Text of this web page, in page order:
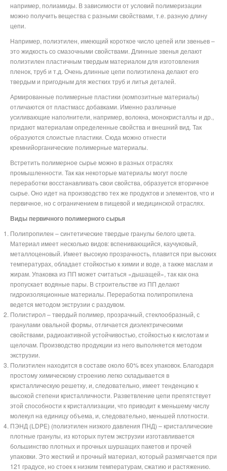
например, полиамиды. В зависимости от условий полимеризации
можно получить вещества с разными свойствами, т.е. разную длину
цепи.
Например, полиэтилен, имеющий короткое число цепей или звеньев –
это жидкость со смазочными свойствами. Длинные звенья делают
полиэтилен пластичным твердым материалом для изготовления
пленок, труб и т.д. Очень длинные цепи полиэтилена делают его
твердым и пригодным для жестких труб и литья деталей.
Армированные полимерные пластики (композитные материалы)
отличаются от пластмасс добавками. Именно различные
усиливающие наполнители, например, волокна, монокристаллы и др.,
придают материалам определенные свойства и внешний вид. Так
образуются слоистые пластики. Сюда можно отнести
кремнийорганические полимерные материалы.
Встретить полимерное сырье можно в разных отраслях
промышленности. Так как некоторые материалы могут после
переработки восстанавливать свои свойства, образуется вторичное
сырье. Оно идет на производство тех же продуктов и элементов, что и
первичное, но с ограничением в пищевой и медицинской отраслях.
Виды первичного полимерного сырья
Полипропилен – синтетические твердые гранулы белого цвета.
Материал имеет несколько видов: вспенивающийся, каучуковый,
металлоценовый. Имеет высокую прозрачность, плавится при высоких
температурах, обладает стойкостью к химии и воде, а также маслам и
жирам. Упаковка из ПП может считаться «дышащей», так как она
пропускает водяные пары. В строительстве из ПП делают
гидроизоляционные материалы. Переработка полипропилена
ведется методом экструзии с раздувом.
Полистирол – твердый полимер, прозрачный, стеклообразный, с
гранулами овальной формы, отличается диэлектрическими
свойствами, радиоактивной устойчивостью, стойкостью к кислотам и
щелочам. Производство продукции из него выполняется методом
экструзии.
Полиэтилен находится в составе около 60% всех упаковок. Благодаря
простому химическому строению легко складывается в
кристаллическую решетку, и, следовательно, имеет тенденцию к
высокой степени кристалличности. Разветвление цепи препятствует
этой способности к кристаллизации, что приводит к меньшему числу
молекул на единицу объема, и, следовательно, меньшей плотности.
ПЭНД (LDPE) (полиэтилен низкого давления ПНД) – кристаллические
плотные гранулы, из которых путем экструзии изготавливается
большинство плотных и прочных шуршащих пакетов и прочей
упаковки. Это жесткий и прочный материал, который размягчается при
121 градусе, но стоек к низким температурам, сжатию и растяжению.